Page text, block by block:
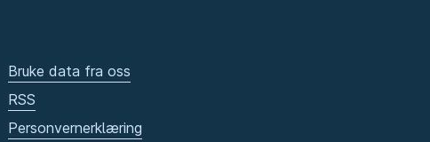
Bruke data fra oss
RSS
Personvernerklæring